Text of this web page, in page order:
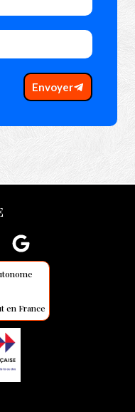
Envoyer
en France